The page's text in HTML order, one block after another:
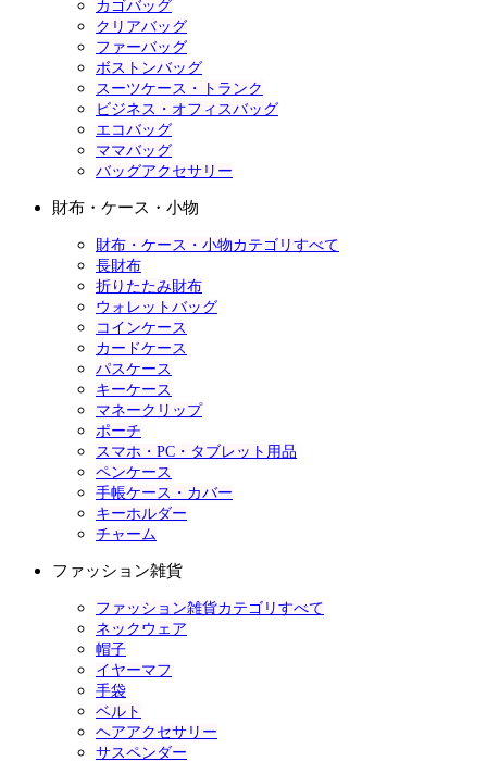
カゴバッグ
クリアバッグ
ファーバッグ
ボストンバッグ
スーツケース・トランク
ビジネス・オフィスバッグ
エコバッグ
ママバッグ
バッグアクセサリー
財布・ケース・小物
財布・ケース・小物カテゴリすべて
長財布
折りたたみ財布
ウォレットバッグ
コインケース
カードケース
パスケース
キーケース
マネークリップ
ポーチ
スマホ・PC・タブレット用品
ペンケース
手帳ケース・カバー
キーホルダー
チャーム
ファッション雑貨
ファッション雑貨カテゴリすべて
ネックウェア
帽子
イヤーマフ
手袋
ベルト
ヘアアクセサリー
サスペンダー